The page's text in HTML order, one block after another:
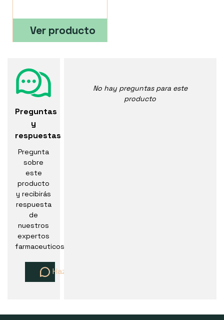
Ver producto
Preguntas
y
respuestas
Pregunta
sobre
este
producto
y recibirás
respuesta
de
nuestros
expertos
farmaceuticos
Haz una pregunta
No hay preguntas para este
producto